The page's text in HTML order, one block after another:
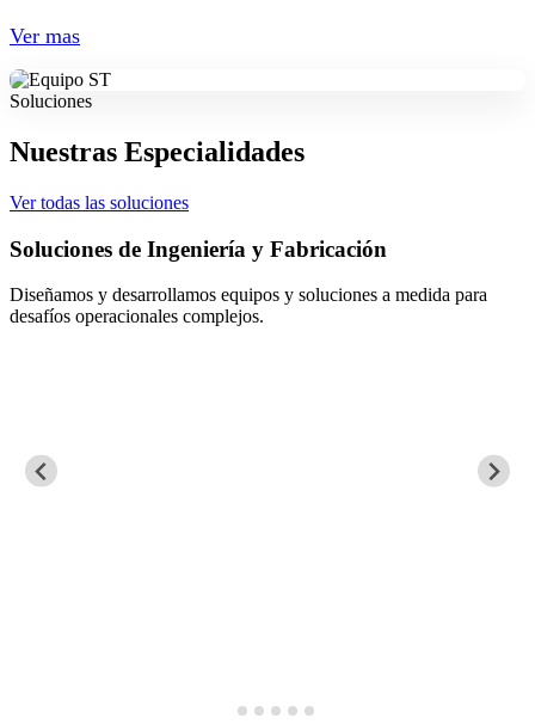
Ver mas
Soluciones
Nuestras Especialidades
Ver todas las soluciones
Soluciones de Ingeniería y Fabricación
Diseñamos y desarrollamos equipos y soluciones a medida para
desafíos operacionales complejos.